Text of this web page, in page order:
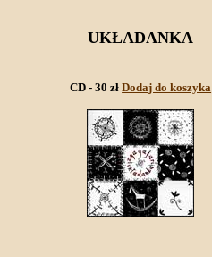
UKŁADANKA
CD - 30 złDodaj do koszyka